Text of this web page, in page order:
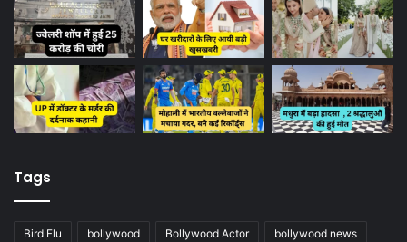
Tags
Bird Flu bollywood Bollywood Actor bollywood news